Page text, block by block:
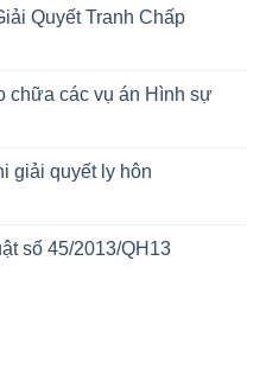
Quyết Tranh Chấp
chữa các vụ án Hình sự
giải quyết ly hôn
số 45/2013/QH13